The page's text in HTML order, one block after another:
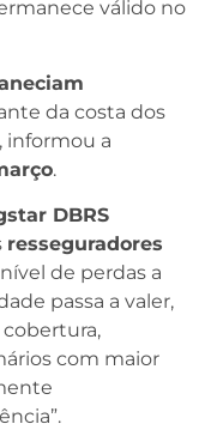
válido no
da costa dos
informou a
.
DBRS
resseguradores
de perdas a
passa a valer,
com maior